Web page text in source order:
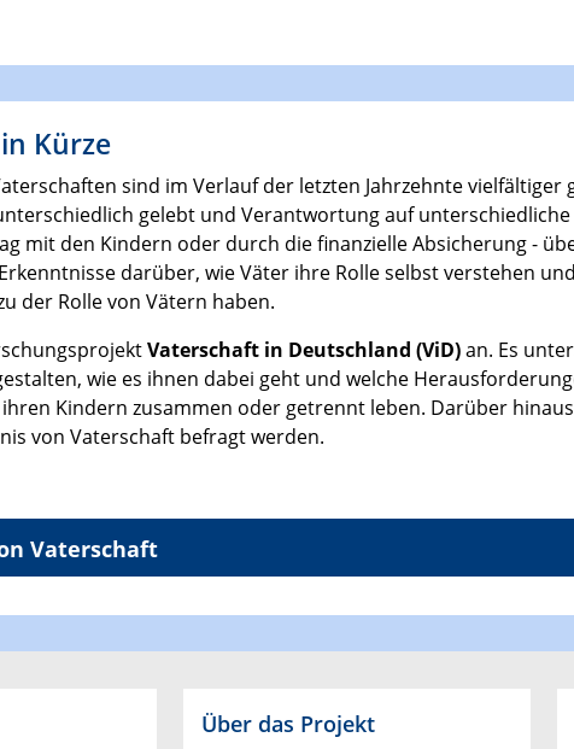
Kürze
sind im Verlauf der letzten Jahrzehnte vielfältiger
gelebt und Verantwortung auf
mit den Kindern oder durch die finanzielle Absicherung -
darüber, wie Väter ihre Rolle selbst verstehen
der Rolle von Vätern haben.
Vaterschaft in Deutschland (ViD)an. Es
wie es ihnen dabei geht und welche
Kindern zusammen oder getrennt leben. Darüber
von Vaterschaft befragt werden.
Vaterschaft
Über das Projekt